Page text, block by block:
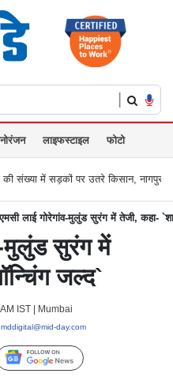
|
लाइफस्टाइल फोटो
किसान, नागपुर-हैदराबाद राजमार्ग
लाई गोरेगांव-मुलुंड सुरंग में तेजी, कहा-
मुलुंड सुरंग में
जल्द`
IST | Mumbai
day.com
Follow Us